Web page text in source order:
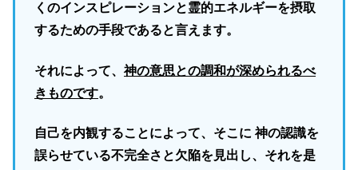
くのインスピレーションと霊的エネルギーを摂取
するための手段であると言えます。
それによって、神の意思との調和が深められるべ
きものです。
自己を内観することによって、そこに 神の認識を
誤らせている不完全さと欠陥を見出し、それを是